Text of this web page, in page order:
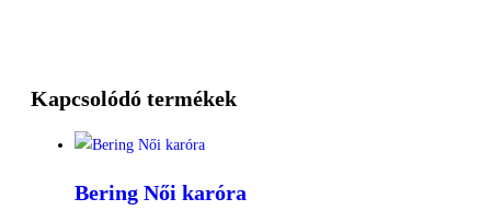
Kapcsolódó termékek
Bering Női karóra